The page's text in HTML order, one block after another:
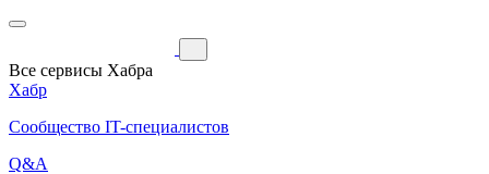
Все сервисы Хабра
Хабр
Сообщество IT-специалистов
Q&A